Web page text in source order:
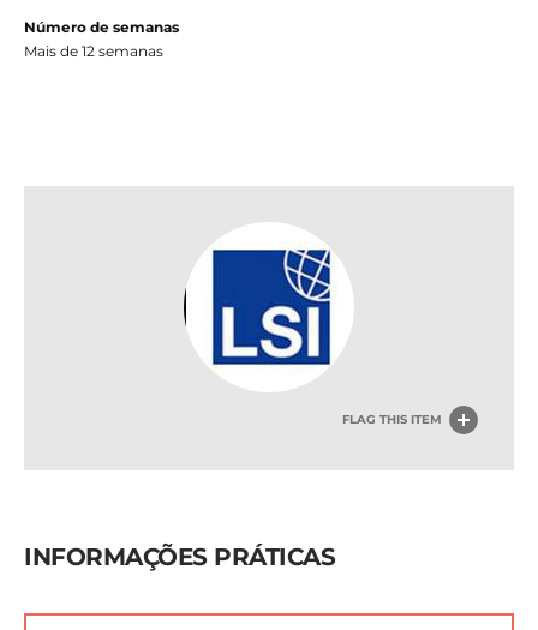
Número de semanas
Mais de 12 semanas
FLAG THIS ITEM
INFORMAÇÕES PRÁTICAS